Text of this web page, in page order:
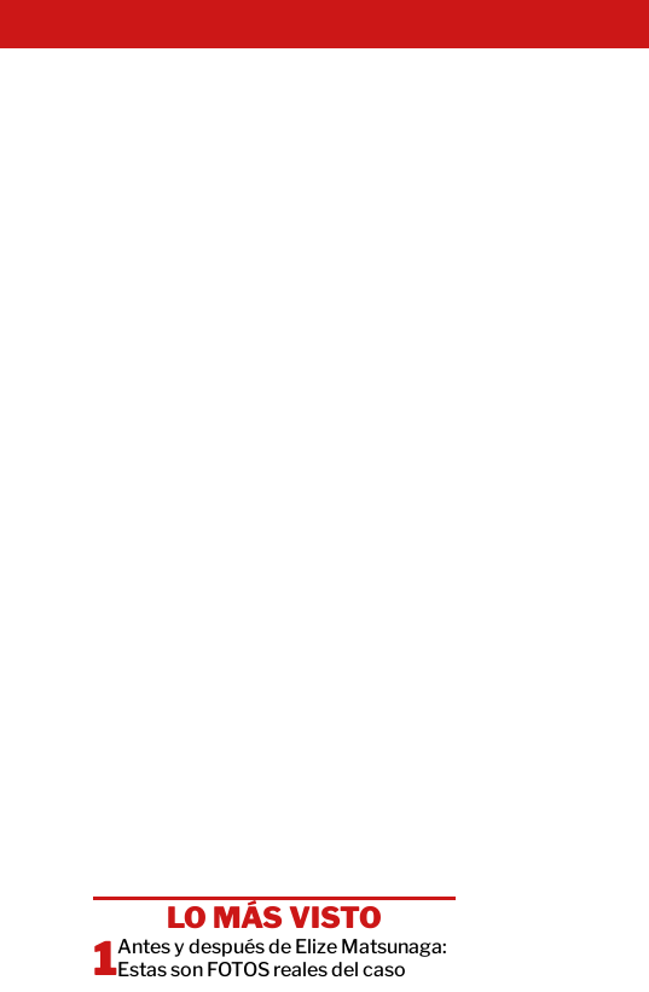
LO MÁS VISTO
Antes y después de Elize Matsunaga:
Estas son FOTOS reales del caso